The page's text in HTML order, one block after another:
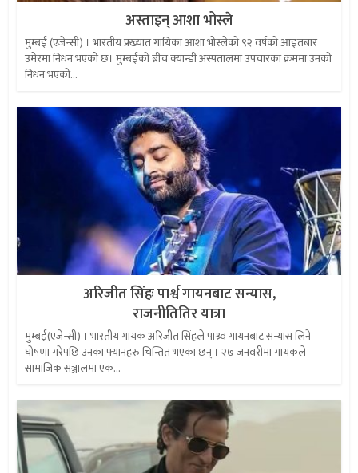
अस्ताइन् आशा भोस्ले
मुम्बई (एजेन्सी) । भारतीय प्रख्यात गायिका आशा भोस्लेको ९२ वर्षको आइतबार
उमेरमा निधन भएको छ। मुम्बईकाे ब्रीच क्यान्डी अस्पतालमा उपचारका क्रममा उनको
निधन भएको...
अरिजीत सिंहः पार्श्व गायनबाट सन्यास,
राजनीतितिर यात्रा
मुम्बई(एजेन्सी) । भारतीय गायक अरिजीत सिंहले पाश्र्व गायनबाट सन्यास लिने
घोषणा गरेपछि उनका फ्यानहरु चिन्तित भएका छन् । २७ जनवरीमा गायकले
सामाजिक सञ्जालमा एक...